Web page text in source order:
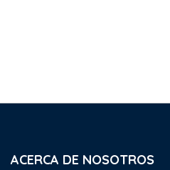
ACERCA DE NOSOTROS